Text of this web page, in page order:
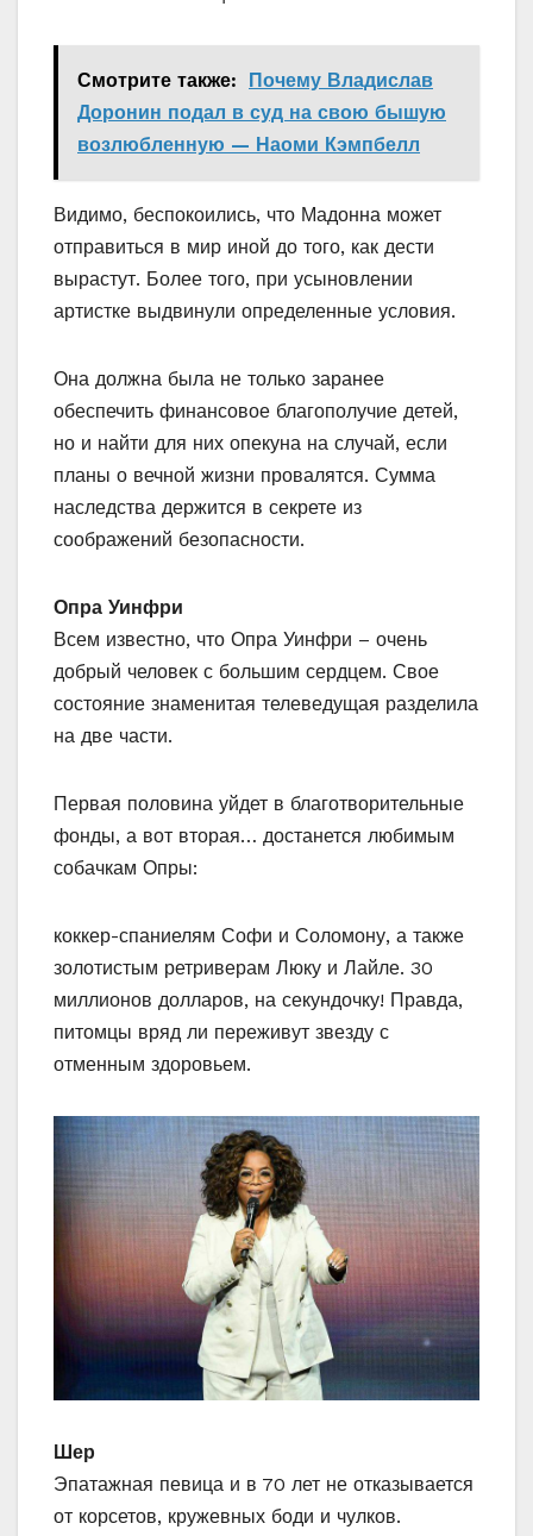
Смотрите также:
Почему Владислав
Доронин подал в суд на свою бышую
возлюбленную — Наоми Кэмпбелл
Видимо, беспокоились, что Мадонна может
отправиться в мир иной до того, как дести
вырастут. Более того, при усыновлении
артистке выдвинули определенные условия.
Она должна была не только заранее
обеспечить финансовое благополучие детей,
но и найти для них опекуна на случай, если
планы о вечной жизни провалятся. Сумма
наследства держится в секрете из
соображений безопасности.
Опра Уинфри
Всем известно, что Опра Уинфри – очень
добрый человек с большим сердцем. Свое
состояние знаменитая телеведущая разделила
на две части.
Первая половина уйдет в благотворительные
фонды, а вот вторая… достанется любимым
собачкам Опры:
коккер-спаниелям Софи и Соломону, а также
золотистым ретриверам Люку и Лайле. 30
миллионов долларов, на секундочку! Правда,
питомцы вряд ли переживут звезду с
отменным здоровьем.
Шер
Эпатажная певица и в 70 лет не отказывается
от корсетов, кружевных боди и чулков.